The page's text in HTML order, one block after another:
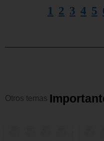
1 2 3 4 5
Otros temas Important